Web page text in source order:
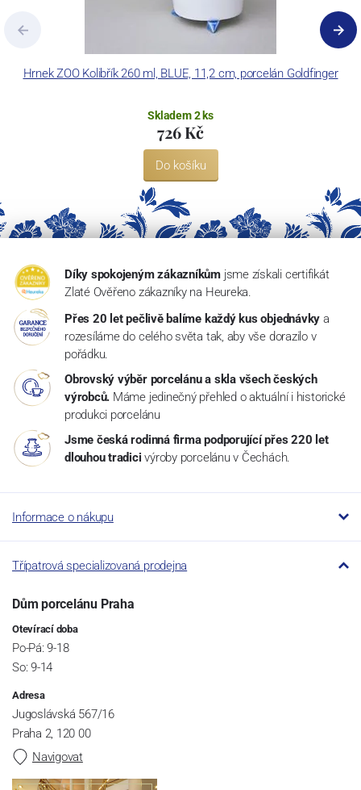
Hrnek ZOO Kolibřík 260 ml, BLUE, 11,2 cm, porcelán Goldfinger
Skladem 2 ks
726 Kč
Do košíku
Díky spokojeným zákazníkům jsme získali certifikát
Zlaté Ověřeno zákazníky na Heureka.
Přes 20 let pečlivě balíme každý kus objednávky a
rozesíláme do celého světa tak, aby vše dorazilo v
pořádku.
Obrovský výběr porcelánu a skla všech českých
výrobců. Máme jedinečný přehled o aktuální i historické
produkci porcelánu
Jsme česká rodinná firma podporující přes 220 let
dlouhou tradici výroby porcelánu v Čechách.
Informace o nákupu
Třípatrová specializovaná prodejna
Dům porcelánu Praha
Otevírací doba
Po-Pá: 9-18
So: 9-14
Adresa
Jugoslávská 567/16
Praha 2, 120 00
Navigovat